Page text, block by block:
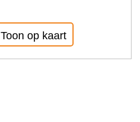
Toon op kaart